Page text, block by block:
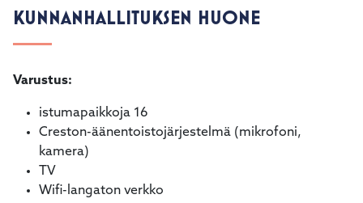
KUNNANHALLITUKSEN HUONE
Varustus:
istumapaikkoja 16
Creston-äänentoistojärjestelmä (mikrofoni,
kamera)
TV
Wifi-langaton verkko